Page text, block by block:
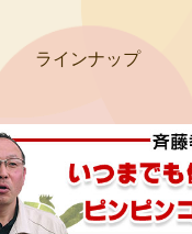
ラインナップ